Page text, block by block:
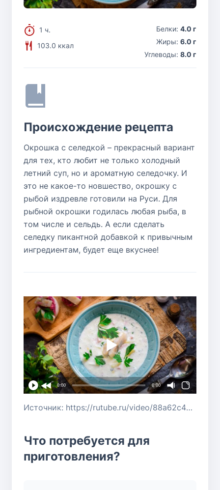
1 ч.
103.0 ккал
Белки: 4.0 г
Жиры: 6.0 г
Углеводы: 8.0 г
Происхождение рецепта
Окрошка с селедкой – прекрасный вариант
для тех, кто любит не только холодный
летний суп, но и ароматную селедочку. И
это не какое-то новшество, окрошку с
рыбой издревле готовили на Руси. Для
рыбной окрошки годилась любая рыба, в
том числе и сельдь. А если сделать
селедку пикантной добавкой к привычным
ингредиентам, будет еще вкуснее!
0:00 0:00
Источник: https://rutube.ru/video/88a62c4949caf166dd6d956e2bed97c2/?r=wd
Что потребуется для
приготовления?